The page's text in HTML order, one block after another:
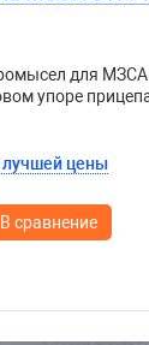
для
упоре
лучшей цены
В сравнение